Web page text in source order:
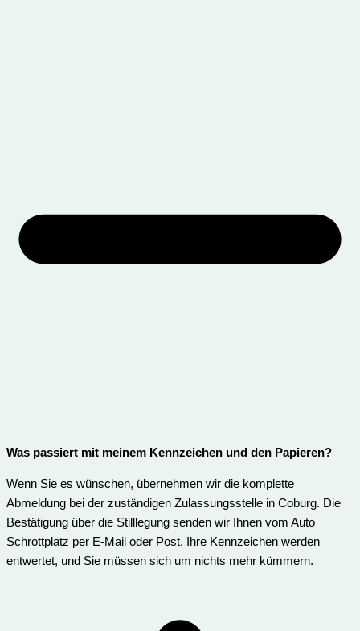
Was passiert mit meinem Kennzeichen und den Papieren?
Wenn Sie es wünschen, übernehmen wir die komplette
Abmeldung bei der zuständigen Zulassungsstelle in Coburg. Die
Bestätigung über die Stilllegung senden wir Ihnen vom Auto
Schrottplatz per E-Mail oder Post. Ihre Kennzeichen werden
entwertet, und Sie müssen sich um nichts mehr kümmern.